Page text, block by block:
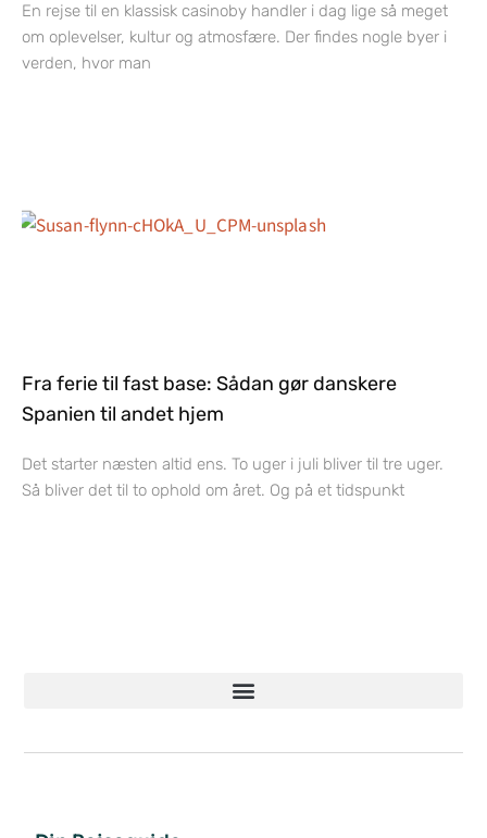
En rejse til en klassisk casinoby handler i dag lige så meget
om oplevelser, kultur og atmosfære. Der findes nogle byer i
verden, hvor man
Fra ferie til fast base: Sådan gør danskere
Spanien til andet hjem
Det starter næsten altid ens. To uger i juli bliver til tre uger.
Så bliver det til to ophold om året. Og på et tidspunkt